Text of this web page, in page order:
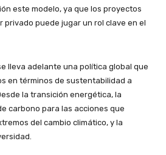
este modelo, ya que los proyectos
privado puede jugar un rol clave en el
lleva adelante una política global que
en términos de sustentabilidad a
la transición energética, la
carbono para las acciones que
del cambio climático, y la